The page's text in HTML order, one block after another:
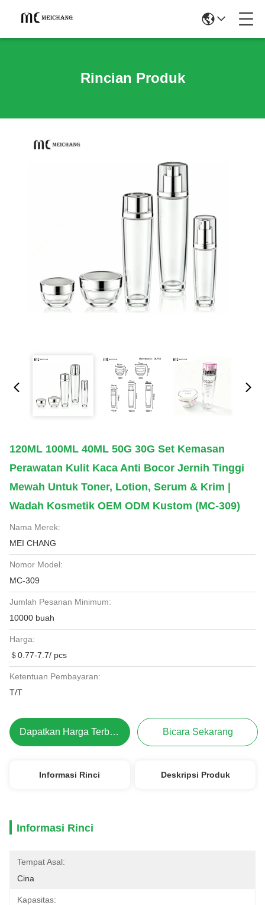
Rincian Produk
120ML 100ML 40ML 50G 30G Set Kemasan
Perawatan Kulit Kaca Anti Bocor Jernih Tinggi
Mewah Untuk Toner, Lotion, Serum & Krim |
Wadah Kosmetik OEM ODM Kustom (MC-309)
Nama Merek:
MEI CHANG
Nomor Model:
MC-309
Jumlah Pesanan Minimum:
10000 buah
Harga:
＄0.77-7.7/ pcs
Ketentuan Pembayaran:
T/T
Dapatkan Harga Terbaik Bicara Sekarang
Informasi Rinci Deskripsi Produk
Informasi Rinci
Tempat Asal:
Cina
Kapasitas: